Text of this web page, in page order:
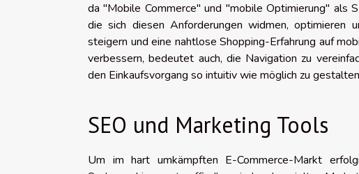
da "Mobile Commerce" und "mobile Optimierung" als
die sich diesen Anforderungen widmen, optimieren
steigern und eine nahtlose Shopping-Erfahrung auf
verbessern, bedeutet auch, die Navigation zu
den Einkaufsvorgang so intuitiv wie möglich zu
SEO und Marketing Tools
Um im hart umkämpften E-Commerce-Markt